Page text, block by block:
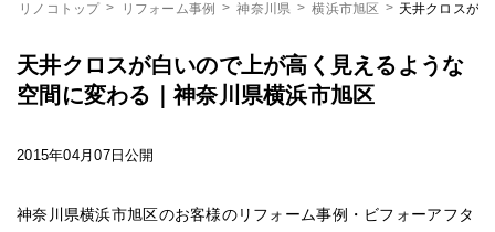
リノコトップ リフォーム事例 神奈川県 横浜市旭区 天井クロスが
天井クロスが白いので上が高く見えるような
空間に変わる｜神奈川県横浜市旭区
2015年04月07日公開
神奈川県横浜市旭区のお客様のリフォーム事例・ビフォーアフタ